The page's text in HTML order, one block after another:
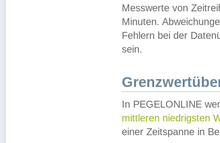
Messwerte von
Minuten.
Fehlern bei der
sein.
In PEGELONLINE
mittleren niedrigsten
einer Zeitspanne in